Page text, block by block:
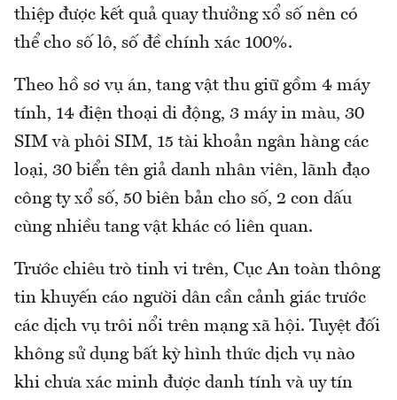
thiệp được kết quả quay thưởng xổ số nên có
thể cho số lô, số đề chính xác 100%.
Theo hồ sơ vụ án, tang vật thu giữ gồm 4 máy
tính, 14 điện thoại di động, 3 máy in màu, 30
SIM và phôi SIM, 15 tài khoản ngân hàng các
loại, 30 biển tên giả danh nhân viên, lãnh đạo
công ty xổ số, 50 biên bản cho số, 2 con dấu
cùng nhiều tang vật khác có liên quan.
Trước chiêu trò tinh vi trên, Cục An toàn thông
tin khuyến cáo người dân cần cảnh giác trước
các dịch vụ trôi nổi trên mạng xã hội. Tuyệt đối
không sử dụng bất kỳ hình thức dịch vụ nào
khi chưa xác minh được danh tính và uy tín